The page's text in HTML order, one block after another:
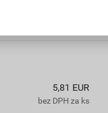
5,81 EUR
bez DPH za ks